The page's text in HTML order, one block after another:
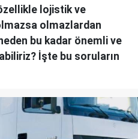
lojistik ve
olmazlardan
bu kadar önemli ve
İşte bu soruların